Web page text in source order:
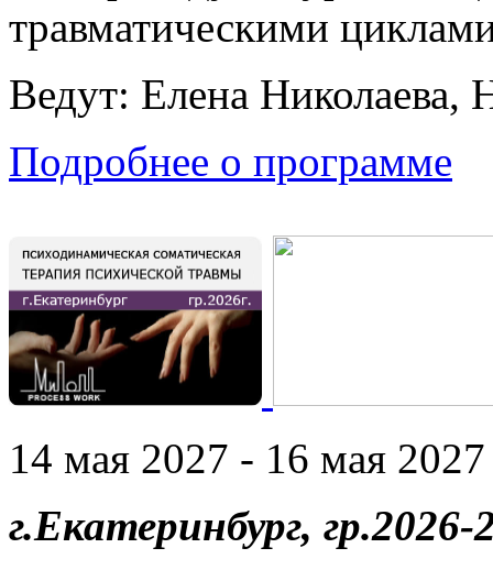
травматическими
Ведут: Елена Николаева,
Подробнее о программе
14 мая 2027 - 16 мая 2027
г.Екатеринбург, гр.2026-